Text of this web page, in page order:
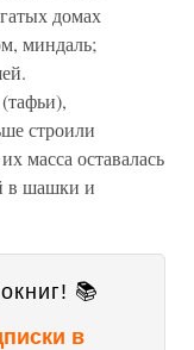
домах
миндаль;
строили
масса оставалась
в шашки и
📚
в